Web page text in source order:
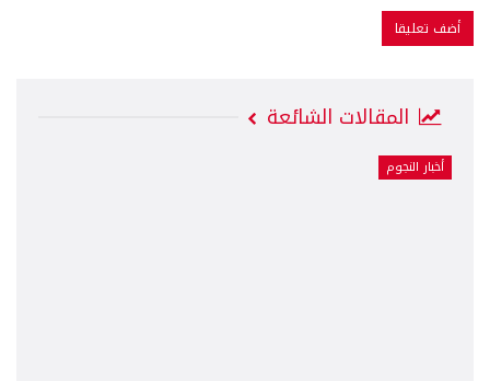
المقالات الشائعة
أخبار النجوم